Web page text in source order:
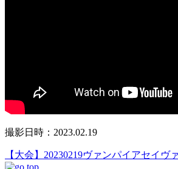
撮影日時：2023.02.19
【大会】20230219ヴァンパイアセイヴ